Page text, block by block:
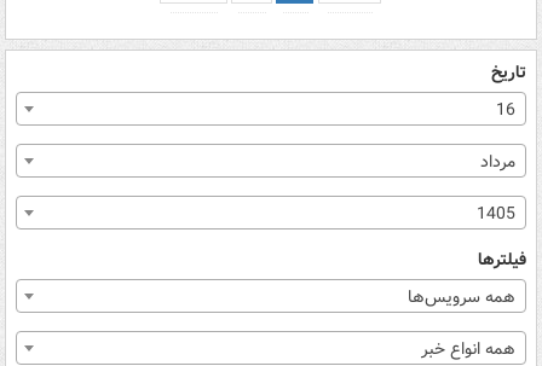
تاریخ
16
مرداد
1405
فیلترها
همه سرویس‌ها
همه انواع خبر